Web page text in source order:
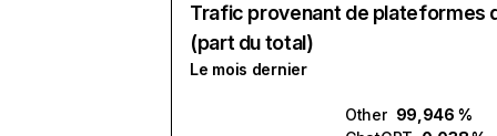
Trafic provenant de plateformes
(part du total)
Le mois dernier
Other 99,946 %